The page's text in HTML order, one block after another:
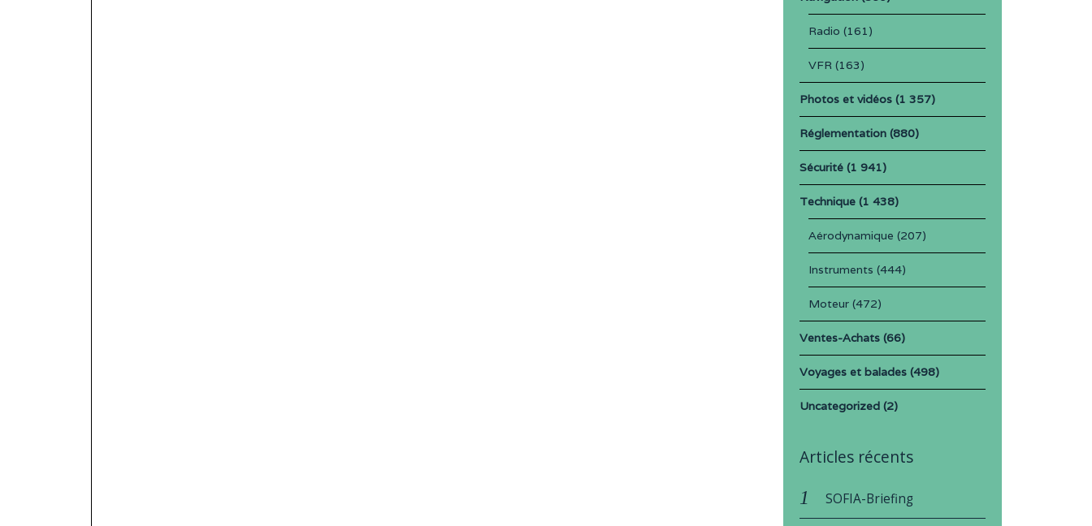
Radio (161)
VFR (163)
Photos et vidéos(1 357)
Réglementation(880)
Sécurité(1 941)
Technique(1 438)
Aérodynamique (207)
Instruments (444)
Moteur(472)
Ventes-Achats(66)
Voyages et balades(498)
Uncategorized(2)
Articles récents
SOFIA-Briefing